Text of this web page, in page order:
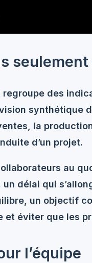
des
synthétique
la
d’un projet.
au
délai qui
un objectif
éviter que les
l’équipe